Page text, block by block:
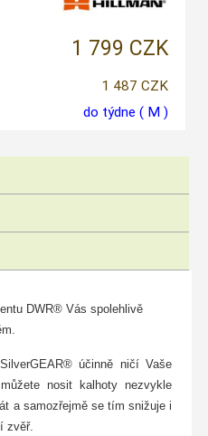
1 799 CZK
1 487 CZK
do týdne ( M )
DWR® Vás spolehlivě
účinně ničí Vaše
nosit kalhoty nezvykle
a samozřejmě se tím snižuje i
zvěř.